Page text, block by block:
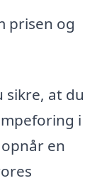
prisen og
sikre, at du
i
en